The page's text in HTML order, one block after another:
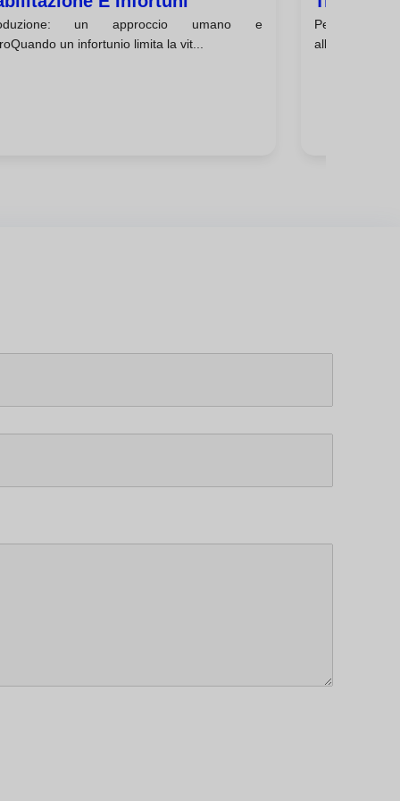
un approccio umano e
un infortunio limita la vit...
Perché